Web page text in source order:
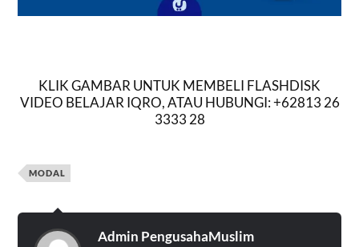
KLIK GAMBAR UNTUK MEMBELI FLASHDISK
VIDEO BELAJAR IQRO, ATAU HUBUNGI: +62813 26
3333 28
MODAL
Admin PengusahaMuslim